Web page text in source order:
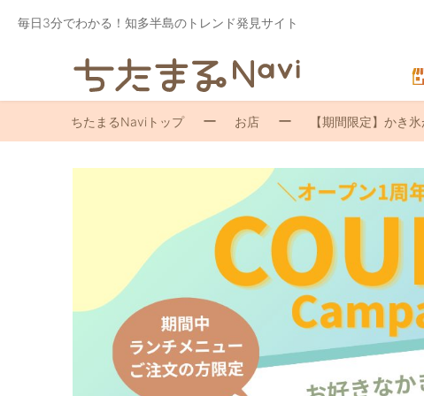
毎日3分でわかる！知多半島のトレンド発見サイト
ちたまるNaviトップ お店 【期間限定】かき